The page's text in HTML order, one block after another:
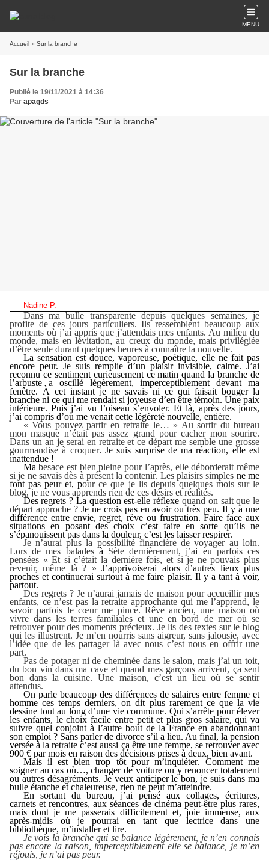
MENU
Accueil » Sur la branche
Sur la branche
Publié le 19/11/2021 à 14:36
Par apagds
Nadine P.
Dans ma bulle transparente depuis quelques semaines, je
profite de ces jours particuliers. Ils ressemblent beaucoup aux
moments où j’ai appris que j’attendais mes enfants. Au milieu du
monde, mais en lévitation, au creux du monde, mais privilégiée
d’être seule durant quelques heures à connaître la nouvelle.
La sensation est douce, vaporeuse, poétique, elle ne fait pas
encore peur. Je suis remplie d’un plaisir invisible, calme. J’ai
reconnu ce sentiment curieusement ce matin quand la branche de
l’arbuste a oscillé légèrement, imperceptiblement devant ma
fenêtre. À cet instant je ne savais ni ce qui faisait bouger la
branche ni ce qui me rendait si joyeuse d’en être témoin. Une paix
intérieure.Puis j’ai vu l’oiseau s’envoler. Et là, après des jours,
j’ai compris d’où me venait cette légèreté nouvelle, entière.
« Vous pouvez partir en retraite le… » Au sortir du bureau
mon masque n’était pas assez grand pour cacher mon sourire.
Dans un an je serai en retraite et ce départ me semble une grosse
gourmandise à croquer. Je suis surprise de ma réaction, elle est
inattendue !
Ma besace est bien pleine pour l’après, elle déborderait même
si je ne savais dès à présent la contenir. Les plaisirs simples ne me
font pas peur et, pour ce que je lis depuis quelques mois sur le
blog, je ne vous apprends rien de ces désirs et réalités.
Des regrets ? La question est-elle réflexe quand on sait que le
départ approche ?Je ne crois pas en avoir ou très peu. Il y aune
différence entre envie, regret, rêve ou frustration. Faire face aux
situations en posant des choix c’est faire en sorte qu’ils ne
s’épanouissent pas dans la douleur, c’est les laisser respirer.
Je n’aurai plus la possibilité financière de voyager au loin.
Lors de mes baladesà Sète dernièrement, j’ai euparfois ces
pensées « Et si c’était la dernière fois, et si je ne pouvais plus
revenir, même là ? »J’apprivoiserai alors d’autres lieux plus
proches et continuerai surtout à me faire plaisir. Il y a tant à voir,
partout.
Des regrets ? Je n’aurai jamais de maison pour accueillir mes
enfants, ce n’est pas la retraite approchante qui me l’apprend, le
savoir parfois le cœur me pince. Rêve ancien, une maison où
vivre dans les terres familiales et une en bord de mer où se
retrouver pour des moments précieux. Je lis des textes sur le blog
qui les illustrent. Je m’en nourris sans aigreur, sans jalousie, avec
l’idée que de les partager là avec nous c’est nous en offrir une
part.
Pas de potager ni de cheminée dans le salon, mais j’ai un toit,
du bon vin dans ma cave et quand mes garçons arrivent, ça sent
bon dans la cuisine. Une maison, c’est un lieu où se sentir
attendus.
On parle beaucoup des différences de salaires entre femme et
homme ces temps derniers, on dit plus rarement ce que la vie
dessine tout au long d’une vie commune. Qui s’arrête pour élever
les enfants, le choix facile entre petit et plus gros salaire, qui va
suivre quel conjoint à l’autre bout de la France en abandonnant
son emploi ? Sans parler de divorce s’il a lieu. Au final, la pension
versée à la retraitec’est aussi ça être une femme, se retrouver avec
900 € par mois en raison des décisions prises à deux, bien avant.
Mais il est bien trop tôt pour m’inquiéter. Comment me
soigner au cas où…, changer de voiture ou y renoncer totalement
ou autres désagréments. Je veux anticiper le bon, je suis dans ma
bulle étanche et chaleureuse, rien ne peut m’atteindre.
En sortant du bureau, j’ai pensé aux collages, écritures,
carnets et rencontres, aux séances de cinéma peut-être plus rares,
maisdont je me passerais difficilement et, joie immense, aux
après-midis où je pourrai en tant que lectrice dans une
bibliothèque, m’installer et lire.
Je vois la branche qui se balance légèrement, je n’en connais
pas encore la raison, imperceptiblement elle se balance, je m’en
réjouis, je n’ai pas peur.